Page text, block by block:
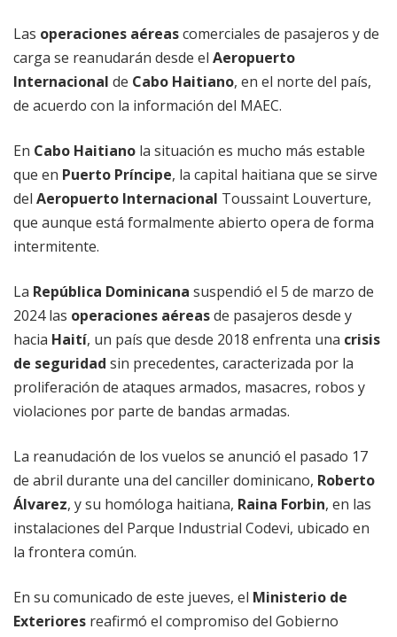
Las operaciones aéreascomerciales de pasajeros y de
carga se reanudarán desde el Aeropuerto
Internacional de Cabo Haitiano, en el norte del país,
de acuerdo con la información del MAEC.
En Cabo Haitiano la situación es mucho más estable
que en Puerto Príncipe, la capital haitiana que se sirve
del Aeropuerto Internacional Toussaint Louverture,
que aunque está formalmente abierto opera de forma
intermitente.
La República Dominicana suspendió el 5 de marzo de
2024 las operaciones aéreasde pasajeros desde y
hacia Haití, un país que desde 2018 enfrenta una crisis
de seguridad sin precedentes, caracterizada por la
proliferación de ataques armados, masacres, robos y
violaciones por parte de bandas armadas.
La reanudación de los vuelos se anunció el pasado 17
de abril durante una del canciller dominicano, Roberto
Álvarez, y su homóloga haitiana, Raina Forbin, en las
instalaciones del Parque Industrial Codevi, ubicado en
la frontera común.
En su comunicado de este jueves, el Ministerio de
Exteriores reafirmó el compromiso del Gobierno